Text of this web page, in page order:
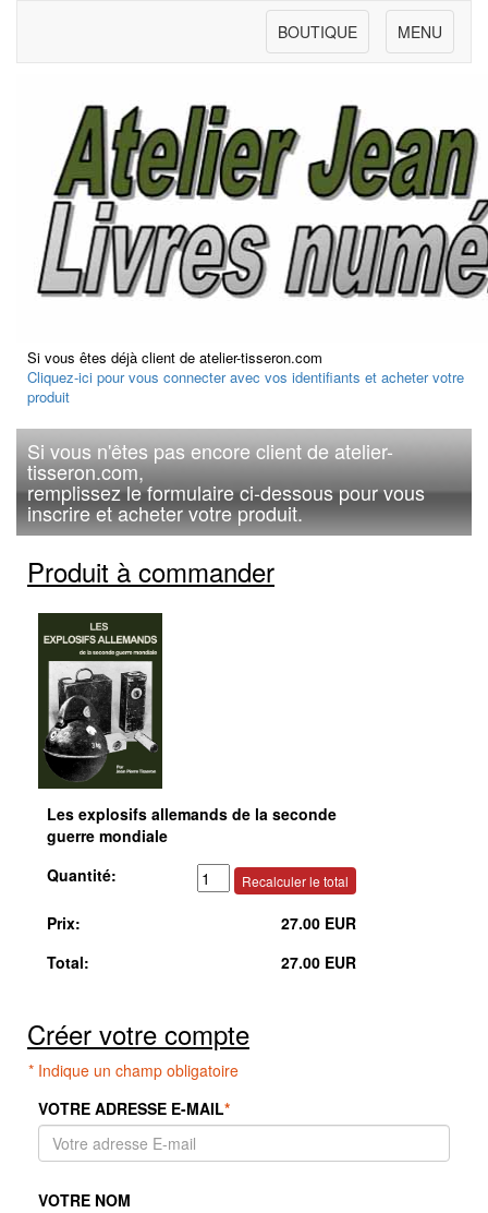
MENU
BOUTIQUE
Si vous êtes déjà client de atelier-tisseron.com
Cliquez-ici pour vous connecter avec vos identifiants et acheter votre
produit
Si vous n'êtes pas encore client de atelier-
tisseron.com,
remplissez le formulaire ci-dessous pour vous
inscrire et acheter votre produit.
Produit à commander
Les explosifs allemands de la seconde
guerre mondiale
Quantité:
Prix:
27.00 EUR
Total:
27.00 EUR
Créer votre compte
* Indique un champ obligatoire
VOTRE ADRESSE E-MAIL*
VOTRE NOM